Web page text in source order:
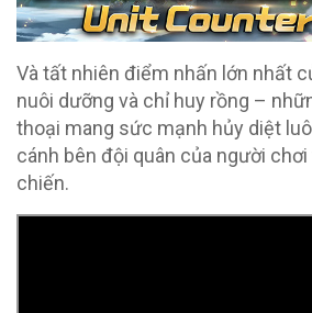
Và tất nhiên điểm nhấn lớn nhất
nuôi dưỡng và chỉ huy rồng –
thoại mang sức mạnh hủy diệt
cánh bên đội quân của người
chiến.